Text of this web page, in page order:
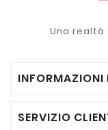
Una realtà
INFORMAZIONI
SERVIZIO